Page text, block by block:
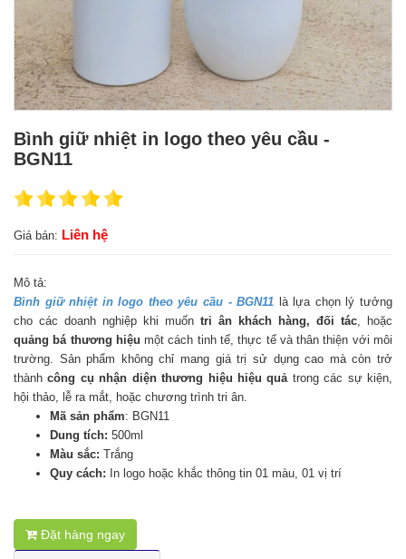
Bình giữ nhiệt in logo theo yêu cầu -
BGN11
Giá bán: Liên hệ
Mô tả:
Bình giữ nhiệt in logo theo yêu cầu - BGN11 là lựa chọn lý tưởng
cho các doanh nghiệp khi muốn tri ân khách hàng, đối tác , hoặc
quảng bá thương hiệu một cách tinh tế, thực tế và thân thiện với môi
trường. Sản phẩm không chỉ mang giá trị sử dụng cao mà còn trở
thànhcông cụ nhận diện thương hiệu hiệu quả trong các sự kiện,
hội thảo, lễ ra mắt, hoặc chương trình tri ân.
Mã sản phẩm: BGN11
Dung tích: 500ml
Màu sắc: Trắng
Quy cách: In logo hoặc khắc thông tin 01 màu, 01 vị trí
Đặt hàng ngay